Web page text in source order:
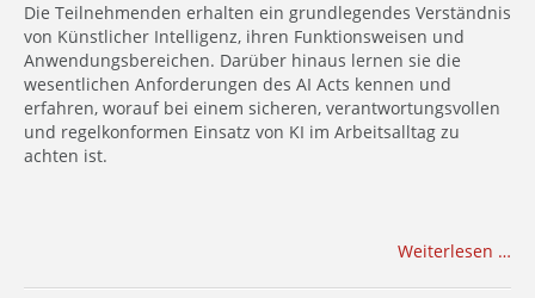
Die Teilnehmenden erhalten ein grundlegendes Verständnis
von Künstlicher Intelligenz, ihren Funktionsweisen und
Anwendungsbereichen. Darüber hinaus lernen sie die
wesentlichen Anforderungen des AI Acts kennen und
erfahren, worauf bei einem sicheren, verantwortungsvollen
und regelkonformen Einsatz von KI im Arbeitsalltag zu
achten ist.
Weiterlesen …